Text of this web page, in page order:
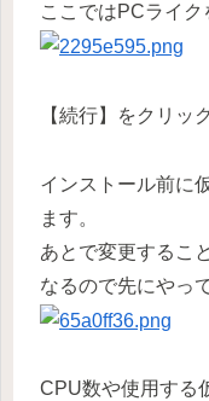
ここではPCライク
【続行】をクリッ
インストール前に
ます。
あとで変更するこ
なるので先にやっ
CPU数や使用する